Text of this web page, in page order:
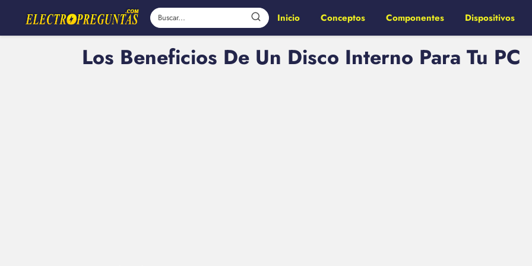
Inicio Conceptos Componentes Dispositivos
Los Beneficios De Un Disco Interno Para Tu PC